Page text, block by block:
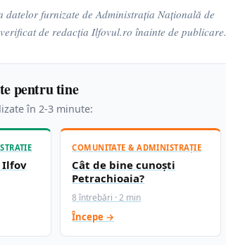
datelor furnizate de Administrația Națională de
de redacția Ilfovul.ro înainte de publicare.
pentru tine
în 2-3 minute:
Ilfov
COMUNITATE & ADMINISTRAȚIE
Cât de bine cunoști
Petrachioaia?
8 întrebări · 2 min
Începe →